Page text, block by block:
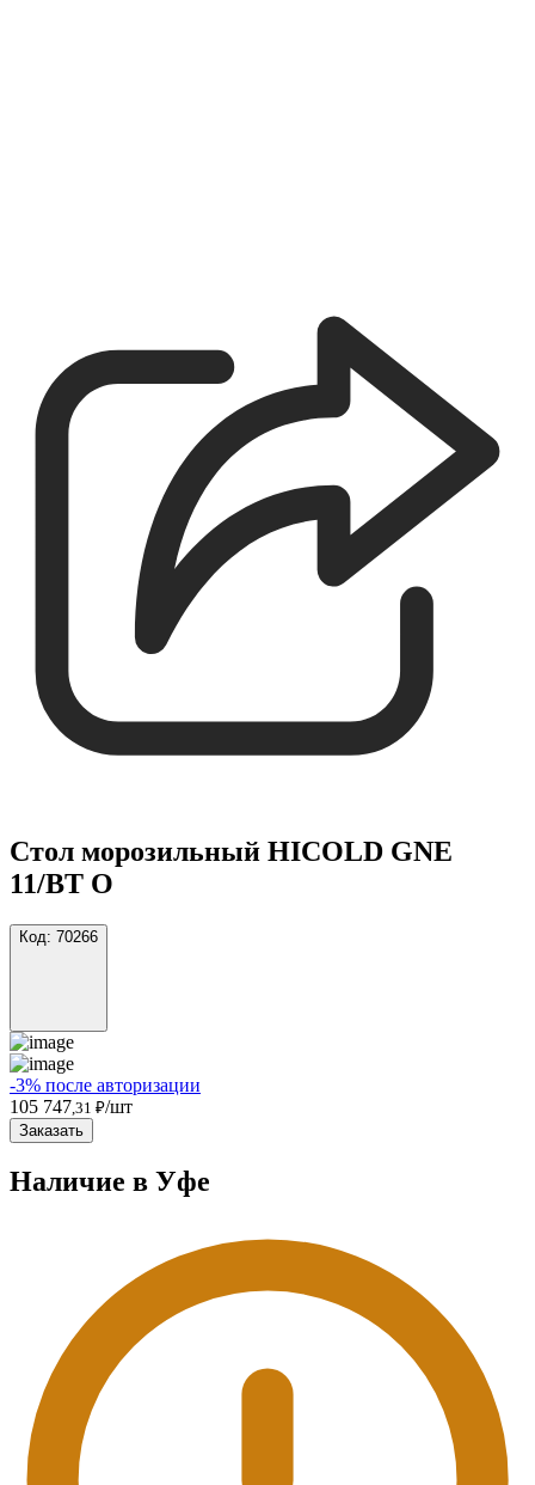
Стол морозильный HICOLD GNE
11/BT О
Код: 70266
-3% после авторизации
105 747 ,31 ₽/шт
Заказать
Наличие в Уфe